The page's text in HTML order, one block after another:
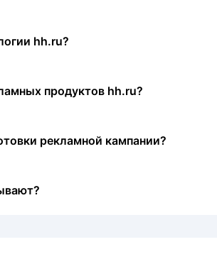
hh.ru?
продуктов hh.ru?
рекламной кампании?